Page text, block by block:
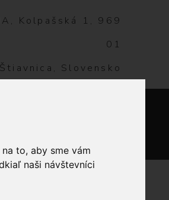
to, aby sme vám
naši návštevníci
Kolpašská 1, 969
01
Slovensko